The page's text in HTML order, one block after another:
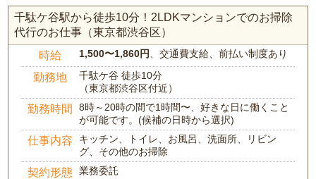
千駄ケ谷駅から徒歩10分！2LDKマンションでのお掃除
代行のお仕事（東京都渋谷区）
時給 1,500〜1,860円 、交通費支給、前払い制度あり
勤務地
千駄ケ谷 徒歩10分
（東京都渋谷区付近）
勤務時間
8時～20時の間で1時間〜、好きな日に働くこと
が可能です。(候補の日時から選択)
仕事内容
キッチン、トイレ、お風呂、洗面所、リビン
グ、その他のお掃除
契約形態 業務委託